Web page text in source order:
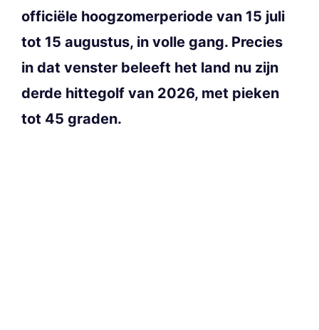
officiële hoogzomerperiode van 15 juli
tot 15 augustus, in volle gang. Precies
in dat venster beleeft het land nu zijn
derde hittegolf van 2026, met pieken
tot 45 graden.